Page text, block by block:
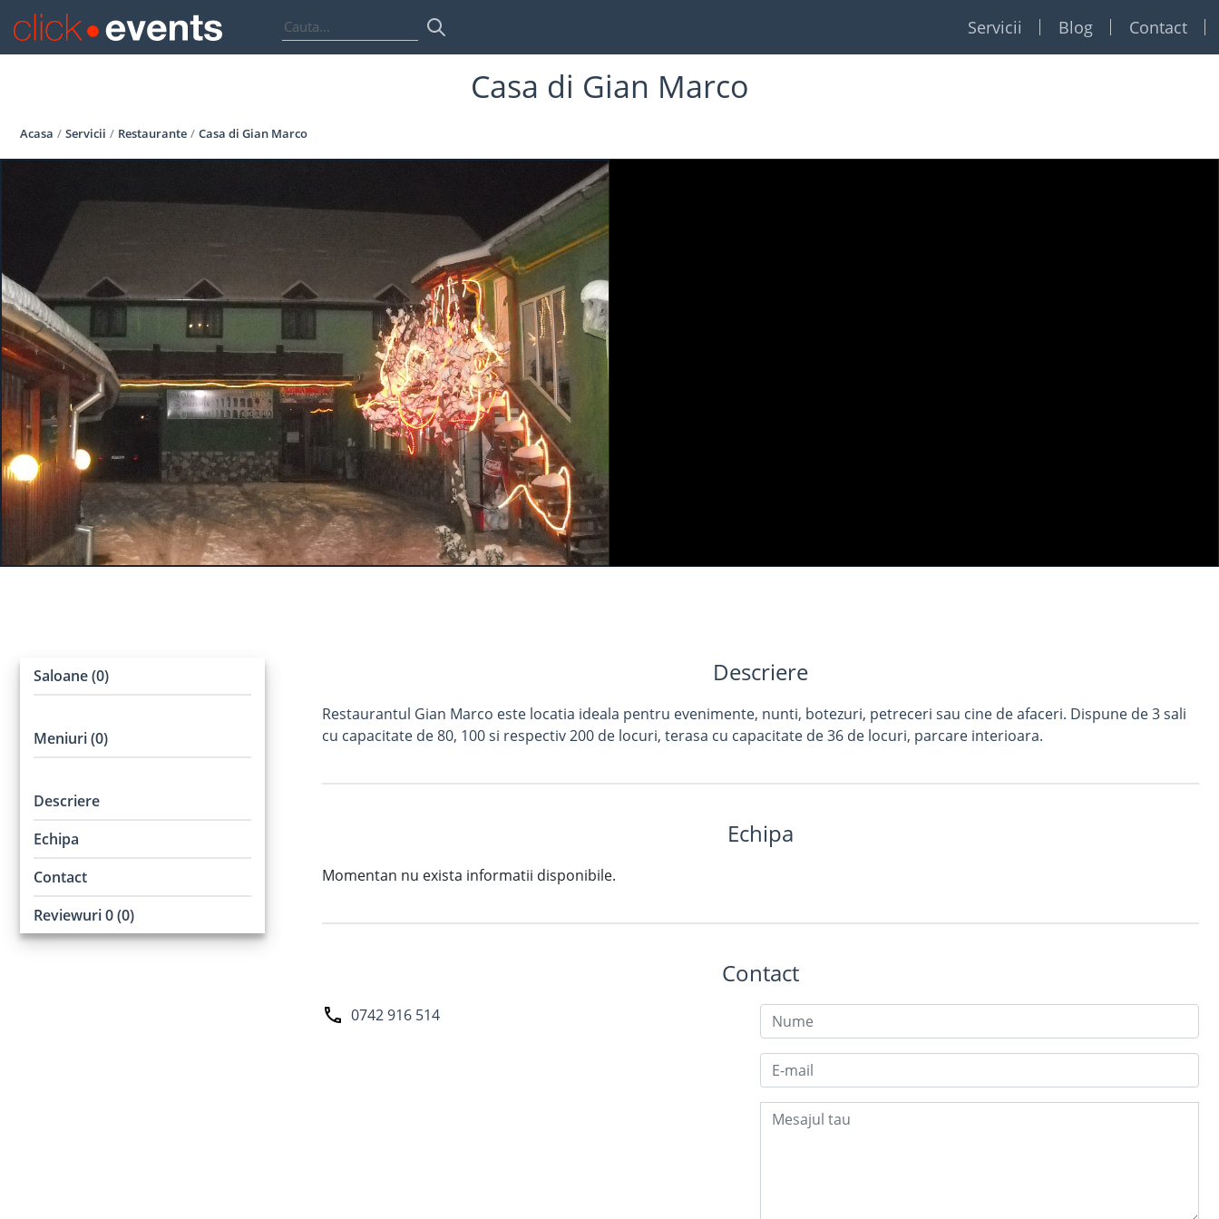
Servicii
Foto Video
Blog Contact
Casa di Gian Marco
Acasa Servicii Restaurante Casa di Gian Marco
Saloane (0)
Meniuri (0)
Descriere
Echipa
Contact
Reviewuri 0 (0)
Descriere
Restaurantul Gian Marco este locatia ideala pentru evenimente, nunti, botezuri, petreceri sau cine de afaceri. Dispune de 3 sali
cu capacitate de 80, 100 si respectiv 200 de locuri, terasa cu capacitate de 36 de locuri, parcare interioara.
Echipa
Momentan nu exista informatii disponibile.
Contact
0742 916 514